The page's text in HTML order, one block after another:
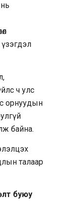
ч улс
орнуудын
байна.
талаар
буюу